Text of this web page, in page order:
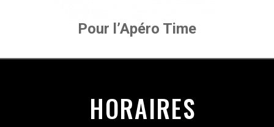
Pour l’Apéro Time
HORAIRES